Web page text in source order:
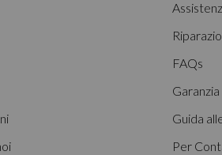
FAQs
Garanzia
Guida
Per